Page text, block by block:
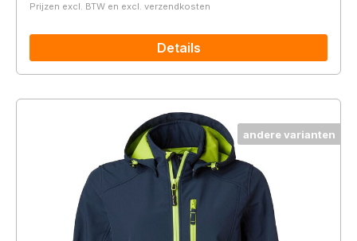
Prijzen excl. BTW en excl. verzendkosten
Details
andere varianten